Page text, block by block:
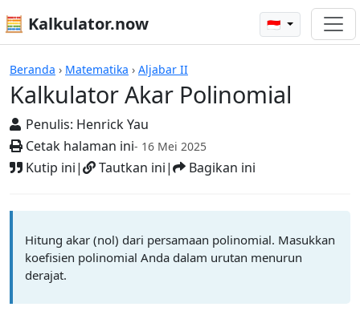
🧮 Kalkulator.now 🇮🇩
Beranda › Matematika › Aljabar II
Kalkulator Akar Polinomial
Penulis: Henrick Yau
Cetak halaman ini- 16 Mei 2025
Kutip ini| Tautkan ini| Bagikan ini
Kalkulator-kalkulator
Hitung akar (nol) dari persamaan polinomial. Masukkan
koefisien polinomial Anda dalam urutan menurun
derajat.